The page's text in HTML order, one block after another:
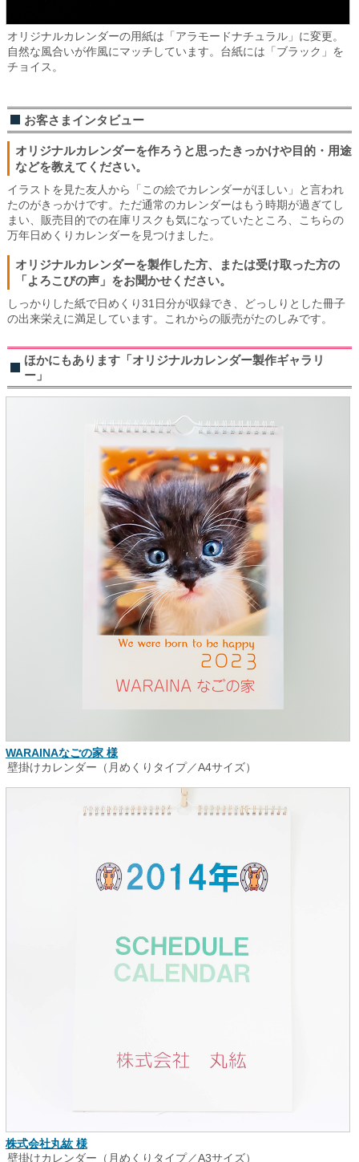
オリジナルカレンダーの用紙は「アラモードナチュラル」に変更。
自然な風合いが作風にマッチしています。台紙には「ブラック」を
チョイス。
お客さまインタビュー
オリジナルカレンダーを作ろうと思ったきっかけや目的・用途
などを教えてください。
イラストを見た友人から「この絵でカレンダーがほしい」と言われ
たのがきっかけです。ただ通常のカレンダーはもう時期が過ぎてし
まい、販売目的での在庫リスクも気になっていたところ、こちらの
万年日めくりカレンダーを見つけました。
オリジナルカレンダーを製作した方、または受け取った方の
「よろこびの声」をお聞かせください。
しっかりした紙で日めくり31日分が収録でき、どっしりとした冊子
の出来栄えに満足しています。これからの販売がたのしみです。
ほかにもあります「オリジナルカレンダー製作ギャラリ
ー」
WARAINAなごの家 様
壁掛けカレンダー（月めくりタイプ／A4サイズ）
株式会社丸紘 様
壁掛けカレンダー（月めくりタイプ／A3サイズ）